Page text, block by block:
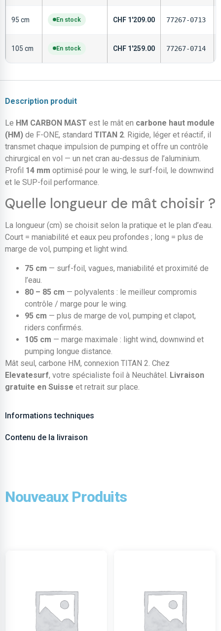
95 cm En stock CHF 1'209.00 77267-0713
105 cm En stock CHF 1'259.00 77267-0714
Description produit
Le HM CARBON MAST est le mât en carbone haut module
(HM) de F-ONE, standard TITAN 2 . Rigide, léger et réactif, il
transmet chaque impulsion de pumping et offre un contrôle
chirurgical en vol — un net cran au-dessus de l’aluminium.
Profil 14 mm optimisé pour le wing, le surf-foil, le downwind
et le SUP-foil performance.
Quelle longueur de mât choisir ?
La longueur (cm) se choisit selon la pratique et le plan d’eau.
Court = maniabilité et eaux peu profondes ; long = plus de
marge de vol, pumping et light wind.
75 cm — surf-foil, vagues, maniabilité et proximité de
l’eau.
80 – 85 cm — polyvalents : le meilleur compromis
contrôle / marge pour le wing.
95 cm — plus de marge de vol, pumping et clapot,
riders confirmés.
105 cm — marge maximale : light wind, downwind et
pumping longue distance.
Mât seul, carbone HM, connexion TITAN 2. Chez
Elevatesurf, votre spécialiste foil à Neuchâtel. Livraison
gratuite en Suisse et retrait sur place.
Informations techniques
Contenu de la livraison
Nouveaux Produits